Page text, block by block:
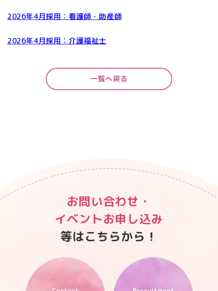
2026年4月採用：看護師・助産師
2026年4月採用：介護福祉士
一覧へ戻る
お問い合わせ・
イベントお申し込み
等はこちらから！